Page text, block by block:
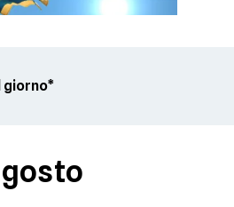
giorno*